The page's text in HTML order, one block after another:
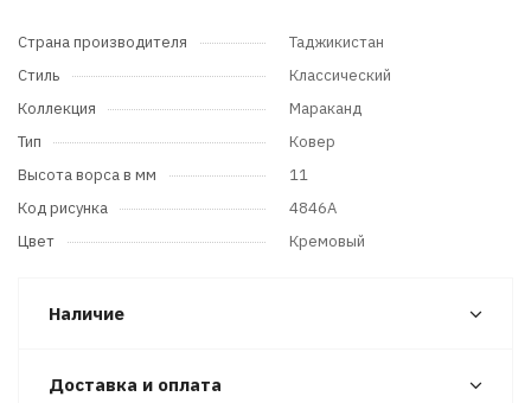
Страна производителя
Таджикистан
Стиль
Классический
Коллекция
Мараканд
Тип
Ковер
Высота ворса в мм
11
Код рисунка
4846A
Цвет
Кремовый
Наличие
Доставка и оплата